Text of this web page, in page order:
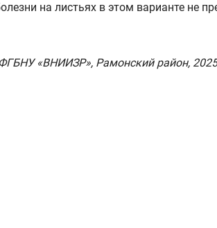
на листьях в этом варианте не
«ВНИИЗР», Рамонский район,